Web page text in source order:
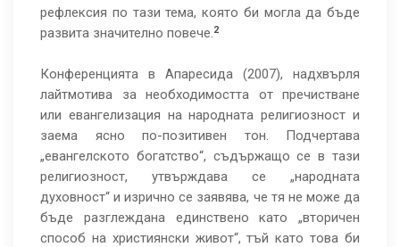
рефлексия по тази тема, която би могла да бъде
развита значително повече.2
Конференцията в Апаресида (2007), надхвърля
лайтмотива за необходимостта от пречистване
или евангелизация на народната религиозност и
заема ясно по-позитивен тон. Подчертава
„евангелското богатство“, съдържащо се в тази
религиозност, утвърждава се „народната
духовност“ и изрично се заявява, че тя не може да
бъде разглеждана единствено като „вторичен
способ на християнски живот“, тъй като това би